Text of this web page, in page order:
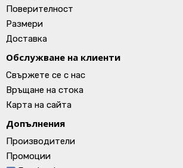
Поверителност
Размери
Доставка
Обслужване на клиенти
Свържете се с нас
Връщане на стока
Карта на сайта
Допълнения
Производители
Промоции